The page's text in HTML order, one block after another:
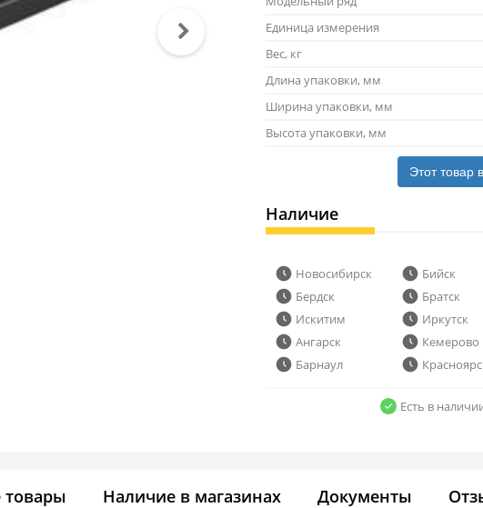
Единица измерения
Вес, кг
Длина упаковки, мм
Ширина упаковки, мм
Высота упаковки, мм
Этот товар
Наличие
Новосибирск
Бердск
Искитим
Ангарск
Барнаул
Бийск
Братск
Иркутск
Кемерово
Есть в
товары Наличие в магазинах Документы